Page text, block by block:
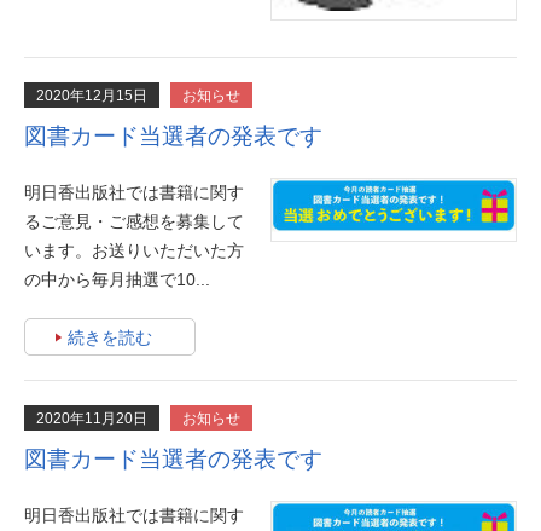
2020年12月15日 お知らせ
図書カード当選者の発表です
明日香出版社では書籍に関す
るご意見・ご感想を募集して
います。お送りいただいた方
の中から毎月抽選で10...
続きを読む
2020年11月20日 お知らせ
図書カード当選者の発表です
明日香出版社では書籍に関す